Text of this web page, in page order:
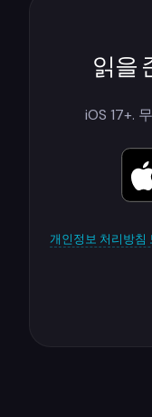
읽을
iOS 17+.
개인정보 처리방침